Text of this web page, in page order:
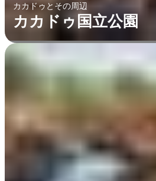
カカドゥとその周辺
カカドゥ国立公園